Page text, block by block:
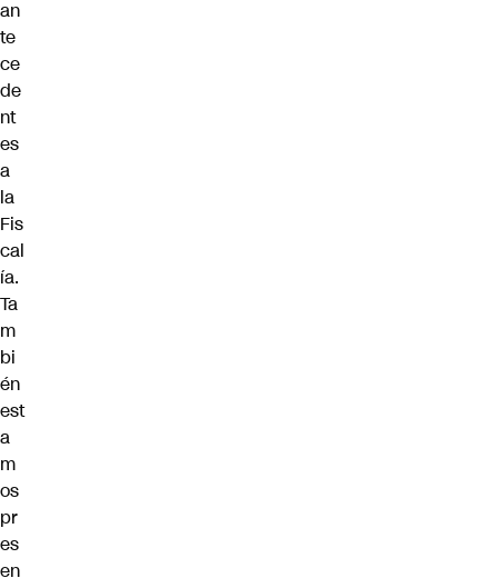
an
te
ce
de
nt
es
a
la
Fis
cal
ía.
Ta
m
bi
én
est
a
m
os
pr
es
en